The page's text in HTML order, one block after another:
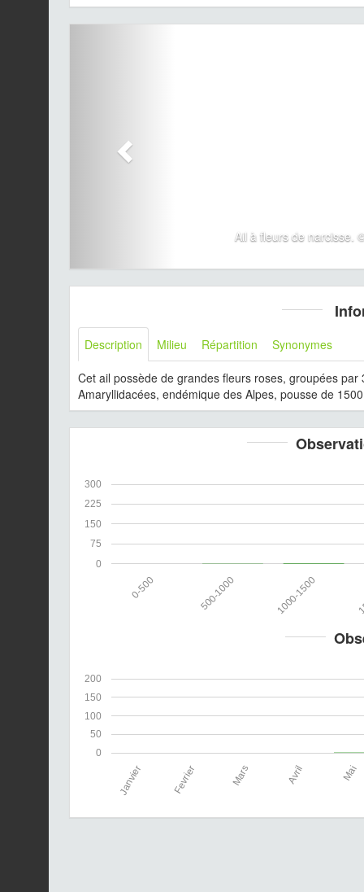
Ail à fleurs de narcisse.
Description Milieu Répartition Synonymes
Cet ail possède de grandes fleurs roses, groupées
Amaryllidacées, endémique des Alpes, pousse de
0
75
150
225
300
1000-1500
500-1000
0-500
0
50
100
150
200
Mai
Avril
Mars
Fevrier
Janvier